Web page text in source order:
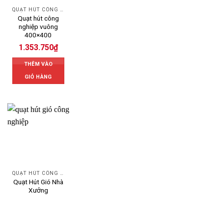
Quạt hút công
nghiệp vuông
400×400
1.353.750₫
THÊM VÀO
GIỎ HÀNG
Quạt Hút Gió Nhà
Xưởng